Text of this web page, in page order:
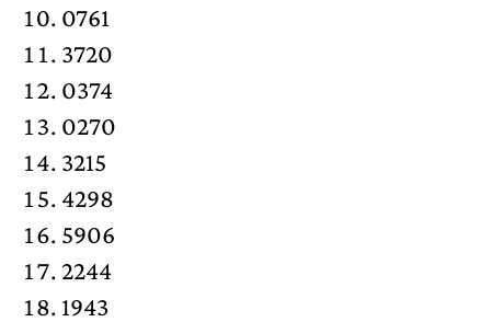
0761
3720
0374
0270
3215
4298
5906
2244
1943